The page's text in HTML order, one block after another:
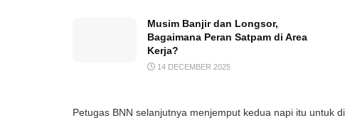
Musim Banjir dan Longsor,
Bagaimana Peran Satpam di Area
Kerja?
14 DECEMBER 2025
Petugas BNN selanjutnya menjemput kedua napi itu untuk